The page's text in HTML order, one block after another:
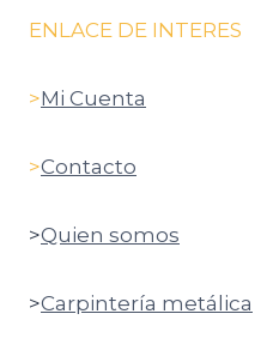
ENLACE DE INTERES
>Mi Cuenta
>Contacto
>Quien somos
>Carpintería metálica